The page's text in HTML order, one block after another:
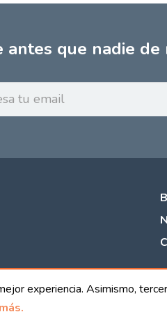
experiencia. Asimismo,
antes que nadie
Privacidad